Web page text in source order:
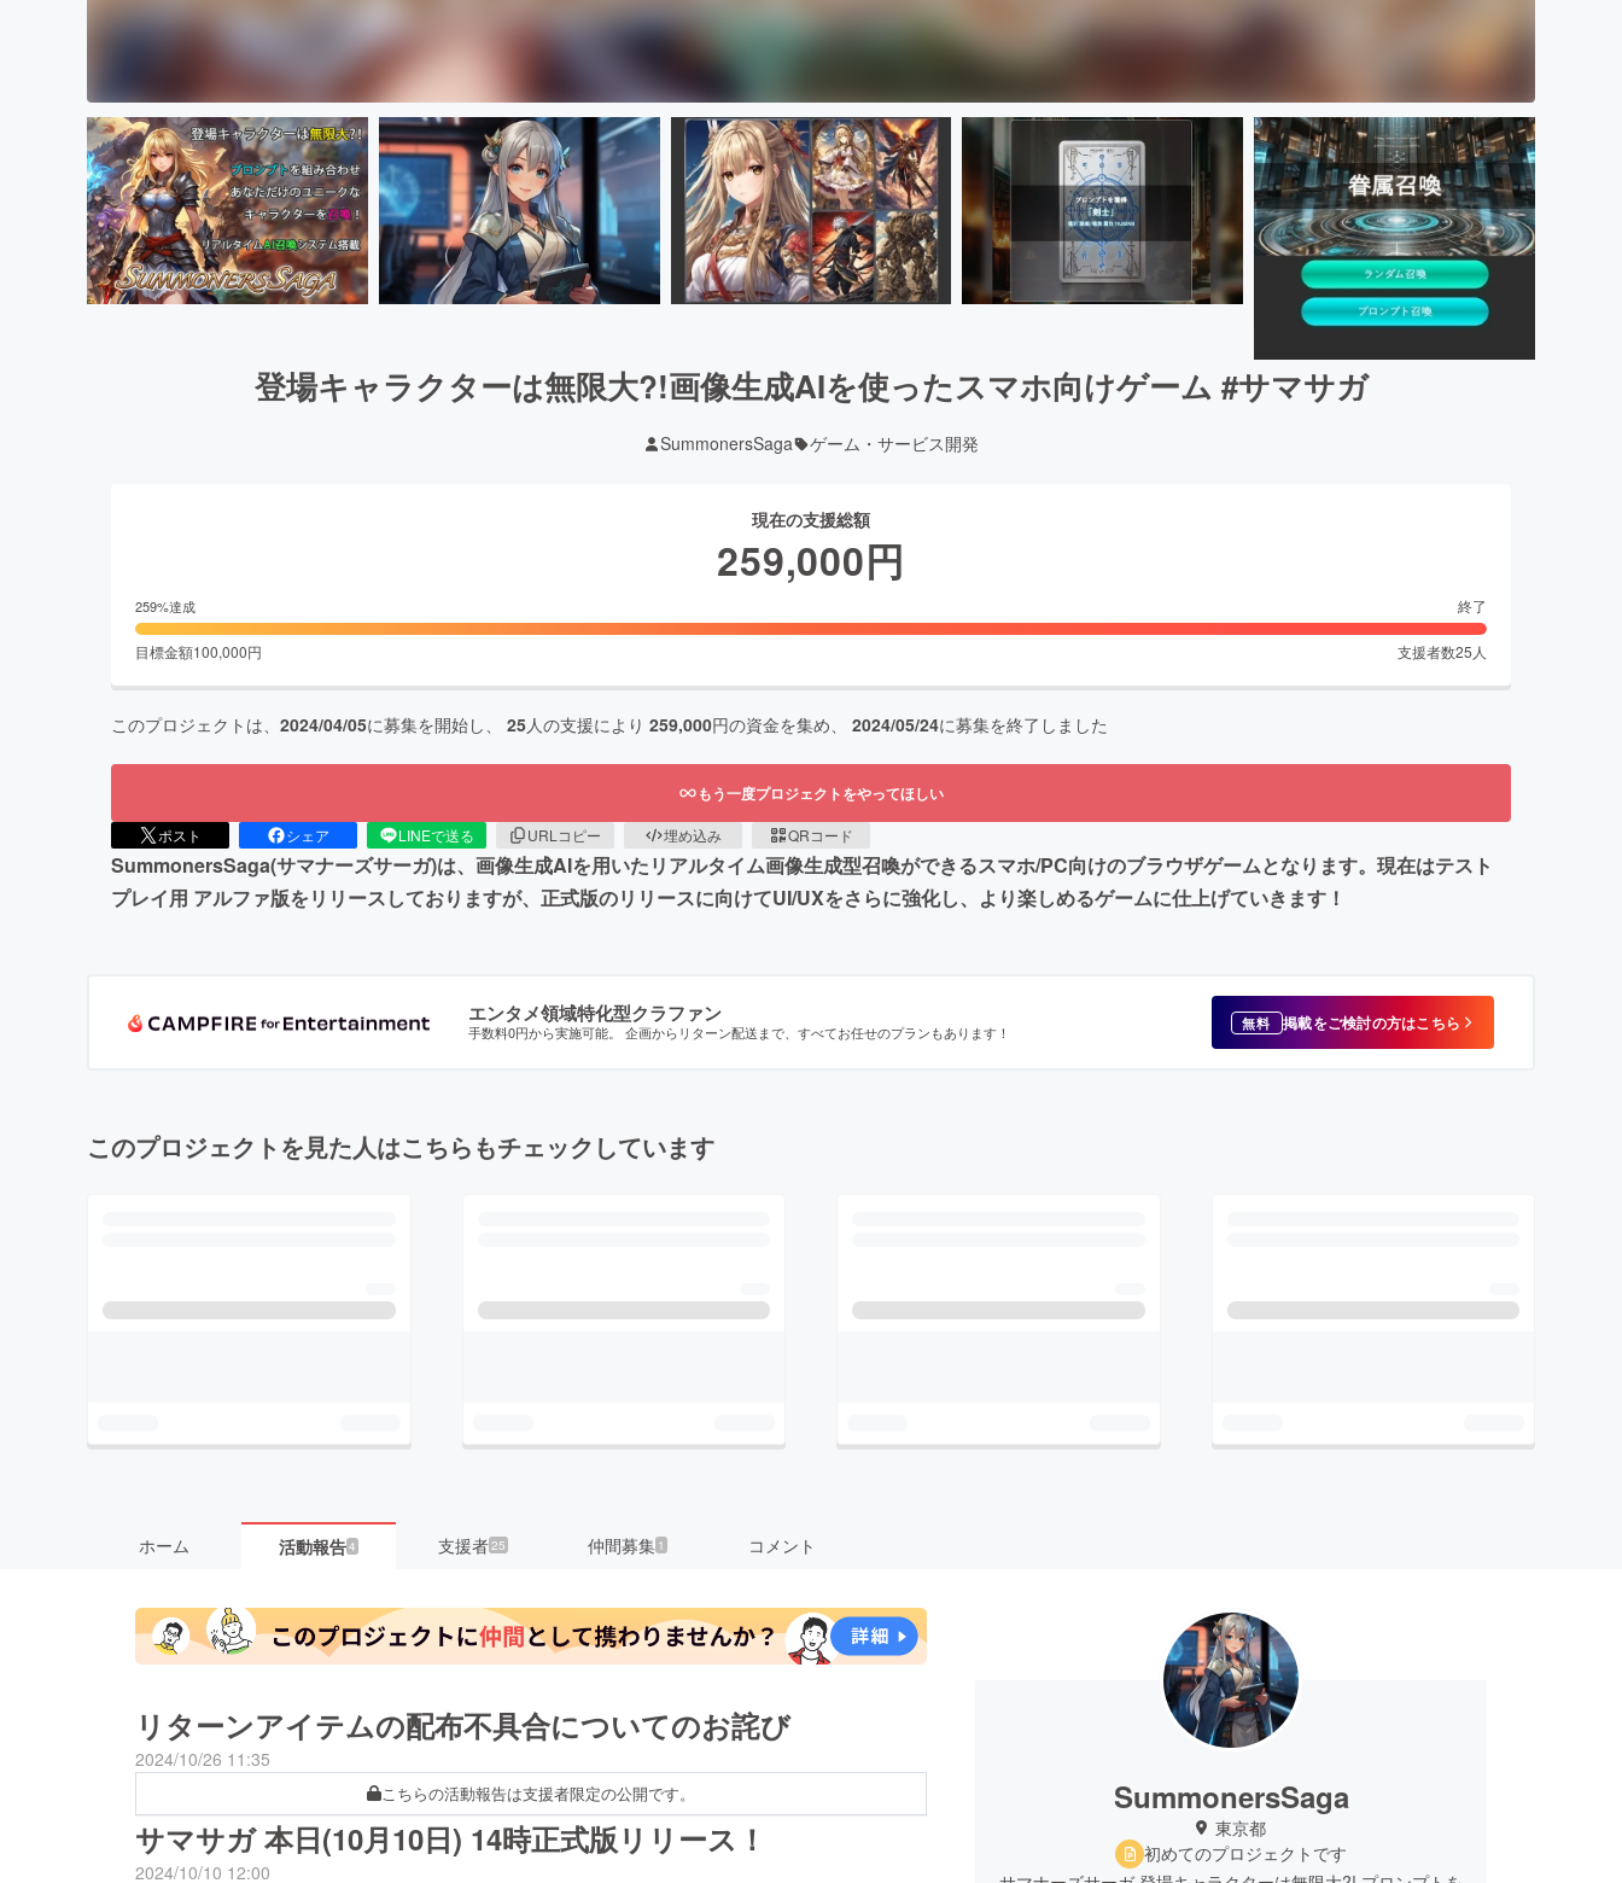
登場キャラクターは無限大?!画像生成AIを使ったスマホ向けゲーム #サマサガ
SummonersSaga ゲーム・サービス開発
現在の支援総額
259,000円
259%達成 終了
目標金額100,000円 支援者数25 人
このプロジェクトは、 2024/04/05に募集を開始し、 25人の支援により 259,000円の資金を集め、 2024/05/24に募集を終了しました
もう一度プロジェクトをやってほしい
ポスト シェア LINEで送る URLコピー 埋め込み QRコード
SummonersSaga(サマナーズサーガ)は、画像生成AIを用いたリアルタイム画像生成型召喚ができるスマホ/PC向けのブラウザゲームとなります。現在はテスト
プレイ用 アルファ版をリリースしておりますが、正式版のリリースに向けてUI/UXをさらに強化し、より楽しめるゲームに仕上げていきます！
エンタメ領域特化型クラファン
手数料0円から実施可能。 企画からリターン配送まで、すべてお任せのプランもあります！ 無料 掲載をご検討の方はこちら
このプロジェクトを見た人はこちらもチェックしています
ホーム 活動報告4 支援者25 仲間募集 1 コメント
リターンアイテムの配布不具合についてのお詫び
2024/10/26 11:35
こちらの活動報告は支援者限定の公開です。
サマサガ 本日(10月10日) 14時正式版リリース！
2024/10/10 12:00
SummonersSaga
東京都
初めてのプロジェクトです